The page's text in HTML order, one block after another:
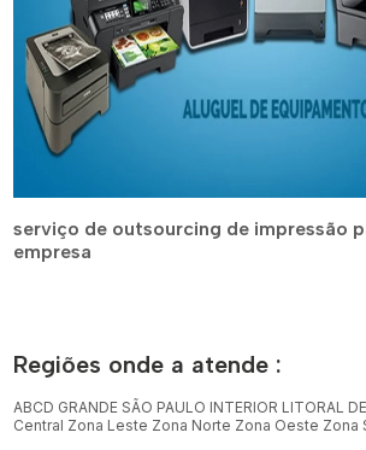
serviço de outsourcing de impressão
empresa
Regiões onde a atende :
ABCD GRANDE SÃO PAULO INTERIOR LITORAL
Central Zona Leste Zona Norte Zona Oeste Zona